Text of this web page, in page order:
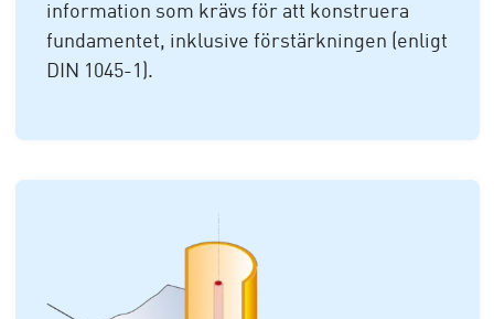
information som krävs för att konstruera
fundamentet, inklusive förstärkningen (enligt
DIN 1045-1).